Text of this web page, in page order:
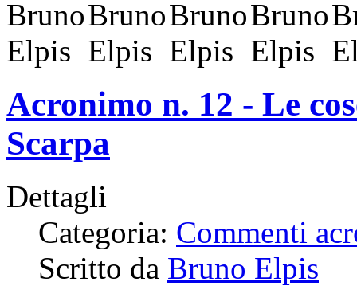
Acronimo n. 12 - Le
Scarpa
Dettagli
Categoria: Commenti
Scritto da Bruno Elpis